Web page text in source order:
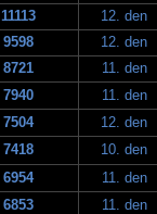
11113
12. den
9598
12. den
8721
11. den
7940
11. den
7504
12. den
7418
10. den
6954
11. den
6853
11. den